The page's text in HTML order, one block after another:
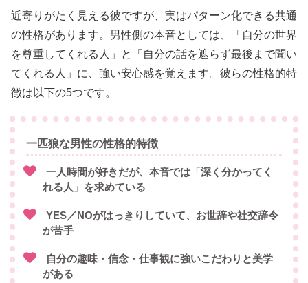
近寄りがたく見える彼ですが、実はパターン化できる共通
の性格があります。男性側の本音としては、「自分の世界
を尊重してくれる人」と「自分の話を遮らず最後まで聞い
てくれる人」に、強い安心感を覚えます。彼らの性格的特
徴は以下の5つです。
一匹狼な男性の性格的特徴
一人時間が好きだが、本音では「深く分かってく
れる人」を求めている
YES／NOがはっきりしていて、お世辞や社交辞令
が苦手
自分の趣味・信念・仕事観に強いこだわりと美学
がある